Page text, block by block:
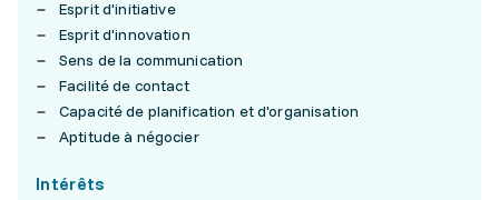
Esprit d'initiative
Esprit d'innovation
Sens de la communication
Facilité de contact
Capacité de planification et d'organisation
Aptitude à négocier
Intérêts